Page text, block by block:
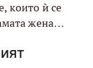
които ѝ се
жена…